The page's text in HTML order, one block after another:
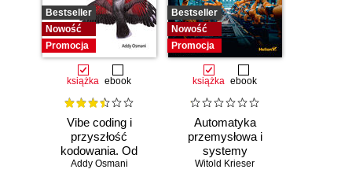
Bestseller
Nowość
Promocja
książka ebook
Vibe coding i
przyszłość
kodowania. Od
programisty do
Addy Osmani
Bestseller
Nowość
Promocja
książka ebook
Automatyka
przemysłowa i
systemy
sterowania w
Witold Krieser